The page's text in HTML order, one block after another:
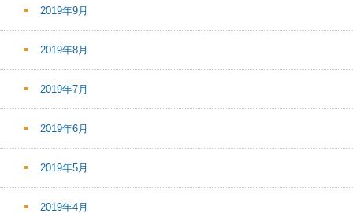
2019年9月
2019年8月
2019年7月
2019年6月
2019年5月
2019年4月